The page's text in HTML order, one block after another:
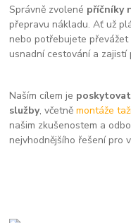
Správně zvolené příčníky
přepravu nákladu. Ať už
nebo potřebujete
usnadní cestování a
Naším cílem je
služby, včetněmontáže
našim zkušenostem a
nejvhodnějšího řešení pro